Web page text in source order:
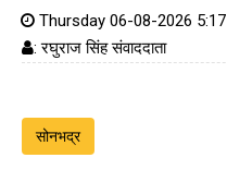
Thursday 06-08-2026
: रघुराज सिंह संवाददाता
सोनभद्र